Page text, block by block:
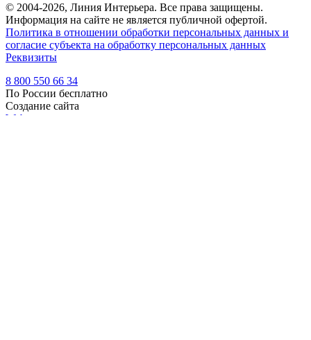
© 2004-2026, Линия Интерьера. Все права защищены.
Информация на сайте не является публичной офертой.
Политика в отношении обработки персональных данных и
согласие субъекта на обработку персональных данных
Реквизиты
8 800 550 66 34
По России бесплатно
Создание сайта
Webportnoy